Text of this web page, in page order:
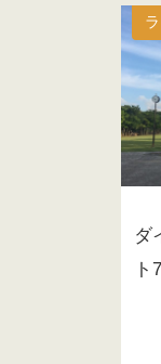
ダ
ト